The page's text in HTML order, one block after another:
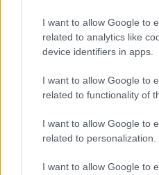
I want to allow Google to
related to analytics like
device identifiers in apps.
I want to allow Google to
related to functionality of
I want to allow Google to
related to personalization.
I want to allow Google to